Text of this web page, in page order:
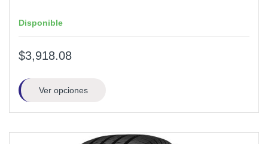
Disponible
$3,918.08
Ver opciones